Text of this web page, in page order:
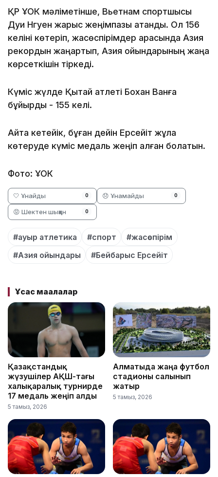
ҚР ҰОК мәліметінше, Вьетнам спортшысы
Дуи Нгуен жарыс жеңімпазы атанды. Ол 156
келіні көтеріп, жасөспірімдер арасында Азия
рекордын жаңартып, Азия ойындарының жаңа
көрсеткішін тіркеді.
Күміс жүлде Қытай атлеті Бохан Ванға
бұйырды - 155 келі.
Айта кетейік, бұған дейін Ерсейіт жұлқа
көтеруде күміс медаль жеңіп алған болатын.
Фото: ҰОК
🤍 Ұнайды 0 😞 Ұнамайды 0
😡 Шектен шыққан 0
#ауыр атлетика #спорт
#жасөспірім
#Азия ойындары
#Бейбарыс Ерсейіт
Ұқсас мақалалар
Қазақстандық
жүзушілер АҚШ-тағы
халықаралық турнирде
17 медаль жеңіп алды
5 тамыз, 2026
Алматыда жаңа футбол
стадионы салынып
жатыр
5 тамыз, 2026